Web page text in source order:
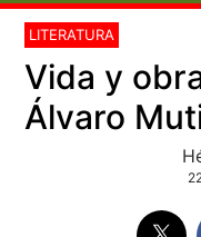
LITERATURA
Vida y
Álvaro